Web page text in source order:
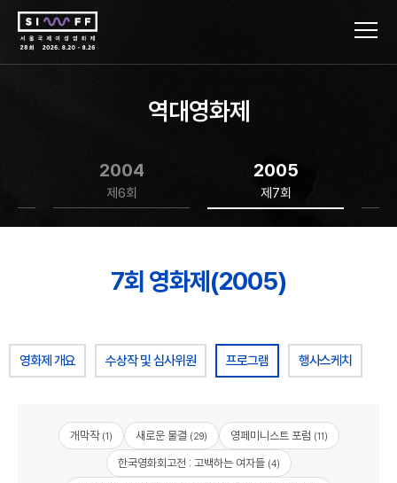
역대영화제
2004
제6회
2005
제7회
7회 영화제(2005)
영화제 개요 수상작 및 심사위원 프로그램 행사스케치
개막작(1) 새로운 물결 (29) 영페미니스트 포럼 (11)
한국영화회고전 : 고백하는 여자들(4)